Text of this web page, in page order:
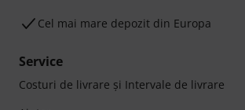
Cel mai mare depozit din Europa
Service
Costuri de livrare şi Intervale de livrare